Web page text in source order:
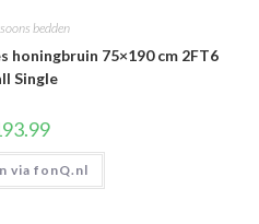
bedden
honingbruin 75×190 cm 2FT6
Single
via fonQ.nl